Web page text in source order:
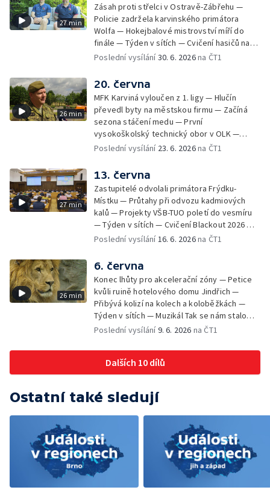
27 min
Zásah proti střelci v Ostravě-Zábřehu —
Policie zadržela karvinského primátora
Wolfa — Hokejbalové mistrovství míří do
finále — Týden v sítích — Cvičení hasičů na
letišti v Mošnově — Od července povinná
Poslední vysílání30. 6. 2026na ČT1
26 min
20. června
MFK Karviná vyloučen z 1. ligy — Hlučín
převedl byty na městskou firmu — Začíná
sezona stáčení medu — První
vysokoškolský technický obor v OLK —
Týden v sítích — Tanky Leopard 2A4
četníka z Liptaňské tragédie
Poslední vysílání 23. 6. 2026na ČT1
27 min
13. června
Zastupitelé odvolali primátora Frýdku-
Místku — Průtahy při odvozu kadmiových
kalů — Projekty VŠB-TUO poletí do vesmíru
— Týden v sítích — Cvičení Blackout 2026 —
Budeme sledovat
Poslední vysílání16. 6. 2026na ČT1
26 min
6. června
Konec lhůty pro akcelerační zóny — Petice
kvůli ruině hotelového domu Jindřich —
Přibývá kolizí na kolech a koloběžkách —
Týden v sítích — Muzikál Tak se nám stalo
končí — Pěchotní srub otevřen pro
Poslední vysílání9. 6. 2026 na ČT1
Dalších 10 dílů
Ostatní také sledují